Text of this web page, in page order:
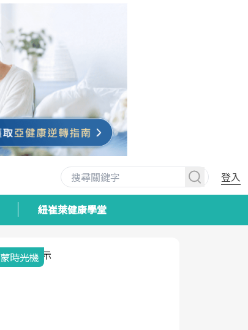
登入
紐崔萊健康學堂
時光機